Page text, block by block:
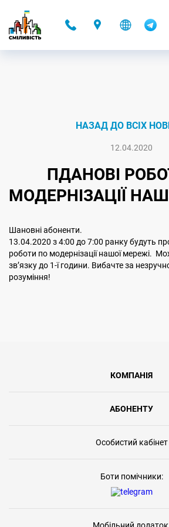
НАЗАД ДО ВСІХ
12.04.2020
ПДАНОВІ
МОДЕРНІЗАЦІЇ
Шановні абоненти.
13.04.2020 з 4:00 до 7:00 ранку будуть
роботи по модернізації нашої мережі.
звʼязку до 1-ї години. Вибачте за
розуміння!
КОМПАНІЯ
АБОНЕНТУ
Особистий кабінет
Боти помічники: